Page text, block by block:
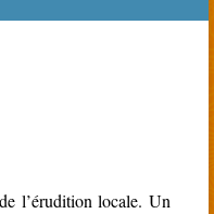
l’érudition locale. Un